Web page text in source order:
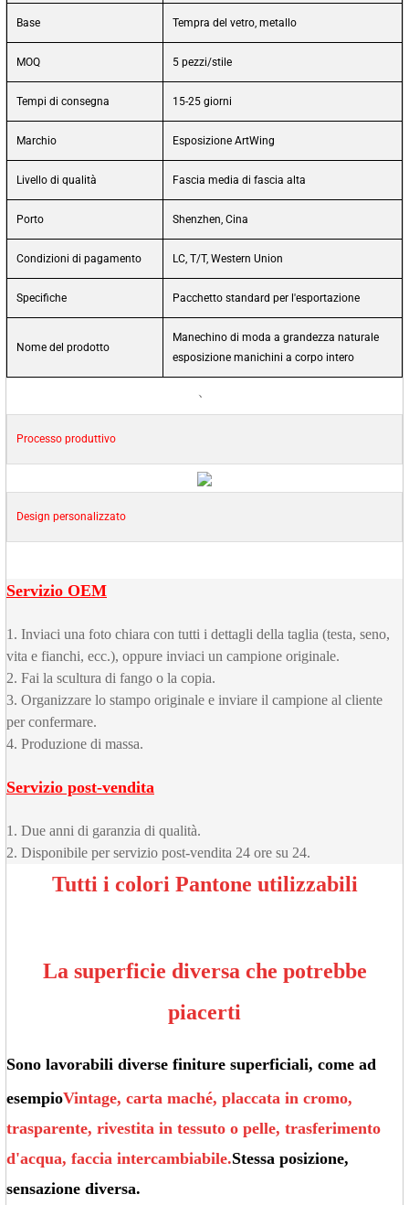
Base Tempra del vetro, metallo
MOQ 5 pezzi/stile
Tempi di consegna 15-25 giorni
Marchio Esposizione ArtWing
Livello di qualità Fascia media di fascia alta
Porto Shenzhen, Cina
Condizioni di pagamento LC, T/T, Western Union
Specifiche Pacchetto standard per l'esportazione
Nome del prodotto
Manechino di moda a grandezza naturale
esposizione manichini a corpo intero
Processo produttivo
Design personalizzato
Servizio OEM
1. Inviaci una foto chiara con tutti i dettagli della taglia (testa, seno,
vita e fianchi, ecc.), oppure inviaci un campione originale.
2. Fai la scultura di fango o la copia.
3. Organizzare lo stampo originale e inviare il campione al cliente
per confermare.
4. Produzione di massa.
Servizio post-vendita
1. Due anni di garanzia di qualità.
2. Disponibile per servizio post-vendita 24 ore su 24.
Tutti i colori Pantone utilizzabili
La superficie diversa che potrebbe
piacerti
Sono lavorabili diverse finiture superficiali, come ad
esempioVintage, carta maché, placcata in cromo,
trasparente, rivestita in tessuto o pelle, trasferimento
d'acqua, faccia intercambiabile.Stessa posizione,
sensazione diversa.